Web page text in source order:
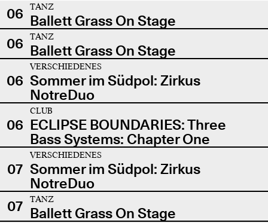
06
TANZ
Ballett Grass On Stage
06
TANZ
Ballett Grass On Stage
06
VERSCHIEDENES
Sommer im Südpol: Zirkus
NotreDuo
06
CLUB
ECLIPSE BOUNDARIES: Three
Bass Systems: Chapter One
07
VERSCHIEDENES
Sommer im Südpol: Zirkus
NotreDuo
07
TANZ
Ballett Grass On Stage